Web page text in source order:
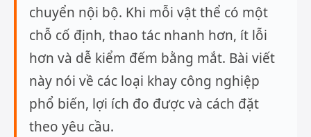
chuyển nội bộ. Khi mỗi vật thể có một
chỗ cố định, thao tác nhanh hơn, ít lỗi
hơn và dễ kiểm đếm bằng mắt. Bài viết
này nói về các loại khay công nghiệp
phổ biến, lợi ích đo được và cách đặt
theo yêu cầu.